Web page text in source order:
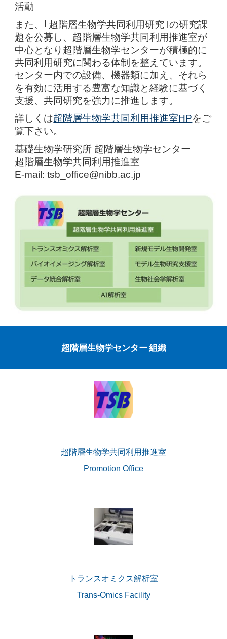
活動
また、｢超階層生物学共同利用研究｣の研究課
題を公募し、超階層生物学共同利用推進室が
中心となり超階層生物学センターが積極的に
共同利用研究に関わる体制を整えています。
センター内での設備、機器類に加え、それら
を有効に活用する豊富な知識と経験に基づく
支援、共同研究を強力に推進します。
詳しくは超階層生物学共同利用推進室HPをご
覧下さい。
基礎生物学研究所 超階層生物学センター
超階層生物学共同利用推進室
E-mail: tsb_office@nibb.ac.jp
超階層生物学センター 組織
超階層生物学共同利用推進室
Promotion Office
トランスオミクス解析室
Trans-Omics Facility